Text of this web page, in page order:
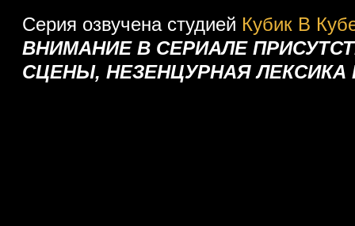
Серия озвучена студией Кубик В
ВНИМАНИЕ В СЕРИАЛЕ
СЦЕНЫ, НЕЗЕНЦУРНАЯ